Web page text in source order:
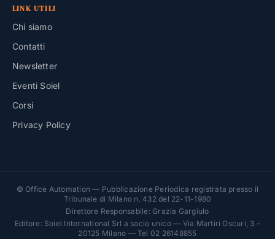
LINK UTILI
Chi siamo
Contatti
Newsletter
Eventi Soiel
Corsi
Privacy Policy
© Office Automation — Pubblicazione Periodica registrata presso il
Tribunale di Milano n. 432 del 22-11-1980
Direttore Responsabile: Grazia Gargiulo
Editore: Soiel International Srl a socio unico — Via Martiri Oscuri, 3 –
20125 Milano — Tel 02 26148855